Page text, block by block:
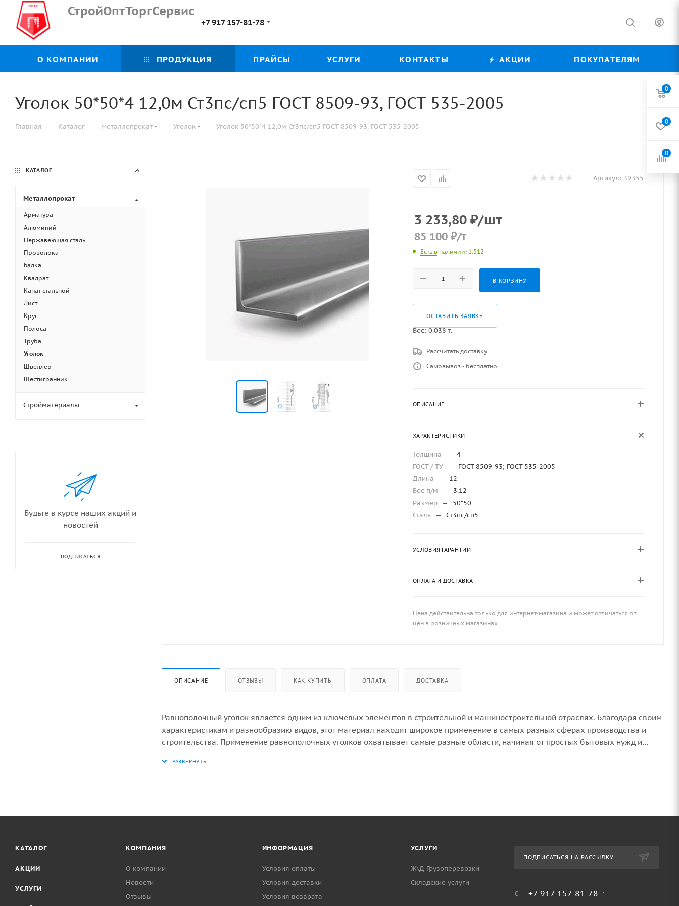
СтройОптТоргСервис
+7 917 157-81-78
О КОМПАНИИ ПРОДУКЦИЯ ПРАЙСЫ УСЛУГИ КОНТАКТЫ АКЦИИ ПОКУПАТЕЛЯМ
Уголок 50*50*4 12,0м Ст3пс/сп5 ГОСТ 8509-93, ГОСТ 535-2005
Главная — Каталог — Металлопрокат — Уголок — Уголок 50*50*4 12,0м Ст3пс/сп5 ГОСТ 8509-93, ГОСТ 535-2005
Артикул: 39355
3 233,80 ₽/шт
85 100 ₽/т
Есть в наличии: 1.512
В КОРЗИНУ
ОСТАВИТЬ ЗАЯВКУ
Вес:0.038т.
Рассчитать доставку
Самовывоз - бесплатно
ОПИСАНИЕ
ХАРАКТЕРИСТИКИ
Толщина —
4
ГОСТ / ТУ —
ГОСТ 8509-93; ГОСТ 535-2005
Длина
—
12
Вес п/м
—
3.12
Размер —
50*50
Сталь — Ст3пс/сп5
УСЛОВИЯ ГАРАНТИИ
ОПЛАТА И ДОСТАВКА
Цена действительна только для интернет-магазина и может отличаться от
цен в розничных магазинах
ОПИСАНИЕ ОТЗЫВЫ КАК КУПИТЬ ОПЛАТА ДОСТАВКА
Равнополочный уголок является одним из ключевых элементов в строительной и машиностроительной отраслях. Благодаря своим
характеристикам и разнообразию видов, этот материал находит широкое применение в самых разных сферах производства и
строительства. Применение равнополочных уголков охватывает самые разные области, начиная от простых бытовых нужд и
объектов, производстве транспортных средств, а также в мебельной промышленности и декоративных изделиях. Благодаря
КАТАЛОГ
Металлопрокат
Арматура
Алюминий
Нержавеющая сталь
Проволока
Балка
Квадрат
Канат стальной
Лист
Круг
Полоса
Труба
Уголок
Швеллер
Шестигранник
Стройматериалы
Будьте в курсе наших акций и
новостей
ПОДПИСАТЬСЯ
КАТАЛОГ
АКЦИИ
УСЛУГИ
КОМПАНИЯ
О компании
Новости
Отзывы
ИНФОРМАЦИЯ
Условия оплаты
Условия доставки
Условия возврата
УСЛУГИ
Ж\Д Грузоперевозки
Cкладские услуги
ПОДПИСАТЬСЯ НА РАССЫЛКУ
+7 917 157-81-78
0
0
0